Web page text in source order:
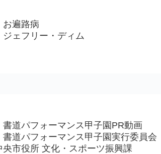
お遍路病
ジェフリー・ディム
書道パフォーマンス甲子園PR動画
書道パフォーマンス甲子園実行委員会
央市役所 文化・スポーツ振興課